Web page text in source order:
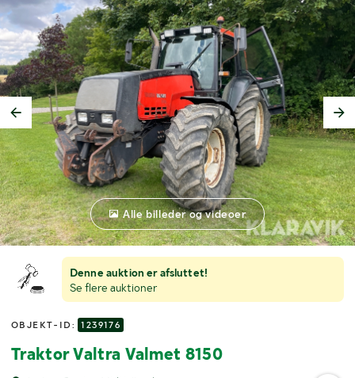
Denne auktion er afsluttet!
Se flere auktioner
OBJEKT-ID: 1239176
Traktor Valtra Valmet 8150
Alle billeder og videoer